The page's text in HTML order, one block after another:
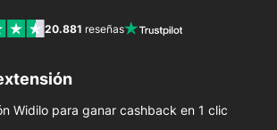
20.881 reseñas
Widilo para ganar cashback en 1 clic